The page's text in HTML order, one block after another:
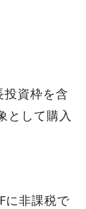
資枠を含
として購入
に非課税で